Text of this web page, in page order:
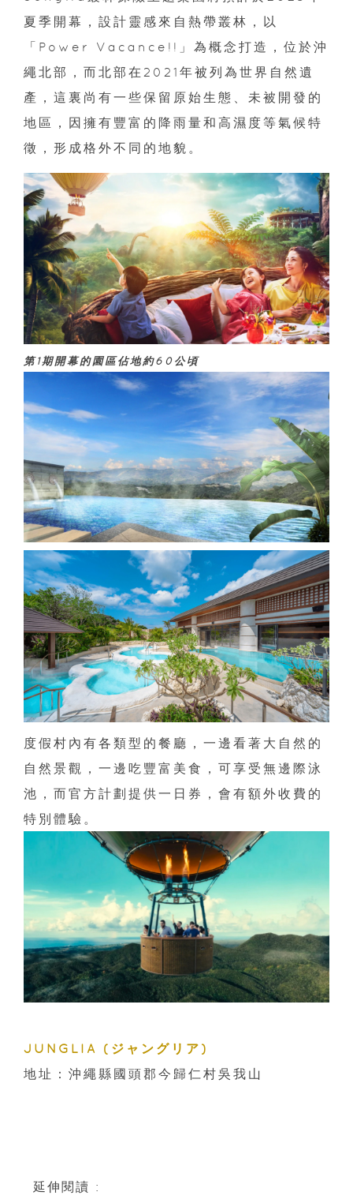
夏季開幕，設計靈感來自熱帶叢林，以
「Power Vacance!!」為概念打造，位於沖
繩北部，而北部在2021年被列為世界自然遺
產，這裏尚有一些保留原始生態、未被開發的
地區，因擁有豐富的降雨量和高濕度等氣候特
徵，形成格外不同的地貌。
第1期開幕的園區佔地約60公頃
度假村內有各類型的餐廳，一邊看著大自然的
自然景觀，一邊吃豐富美食，可享受無邊際泳
池，而官方計劃提供一日券，會有額外收費的
特別體驗。
JUNGLIA (ジャングリア)
地址：沖繩縣國頭郡今歸仁村吳我山
延伸閱讀 :